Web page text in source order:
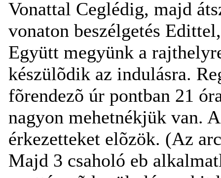
Vonattal Ceglédig, majd
vonaton beszélgetés
Együtt megyünk a
készülõdik az indulásra.
fõrendezõ úr pontban 21
nagyon mehetnékjük van.
érkezetteket elõzök. (Az
Majd 3 csaholó eb